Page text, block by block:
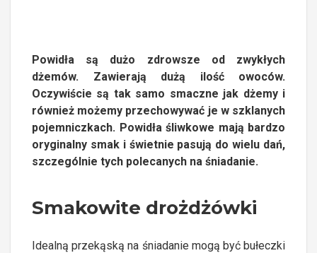
Powidła są dużo zdrowsze od zwykłych
dżemów. Zawierają dużą ilość owoców.
Oczywiście są tak samo smaczne jak dżemy i
również możemy przechowywać je w szklanych
pojemniczkach. Powidła śliwkowe mają bardzo
oryginalny smak i świetnie pasują do wielu dań,
szczególnie tych polecanych na śniadanie.
Smakowite drożdżówki
Idealną przekąską na śniadanie mogą być bułeczki